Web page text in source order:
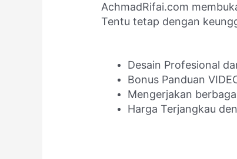
AchmadRifai.com
Tentu tetap dengan
Desain Profesional
Bonus Panduan
Mengerjakan
Harga Terjangkau